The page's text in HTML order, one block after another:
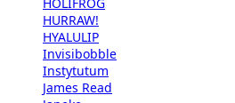
HURRAW!
HYALULIP
Invisibobble
Instytutum
James Read